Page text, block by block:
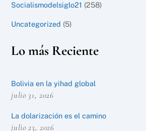
Socialismodelsiglo21 (258)
Uncategorized (5)
Lo más Reciente
Bolivia en la yihad global
julio 31, 2026
La dolarización es el camino
julio 23, 2026